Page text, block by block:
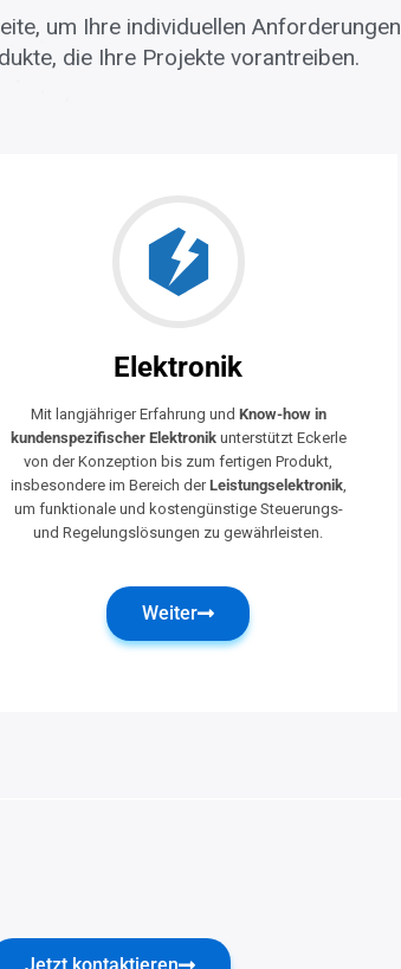
um Ihre individuellen Anforderungen
die Ihre Projekte vorantreiben.
Elektronik
Mit langjähriger Erfahrung und Know-how in
kundenspezifischer Elektronikunterstützt Eckerle
von der Konzeption bis zum fertigen Produkt,
insbesondere im Bereich derLeistungselektronik,
um funktionale und kostengünstige Steuerungs-
und Regelungslösungen zu gewährleisten.
Weiter
Jetzt kontaktieren